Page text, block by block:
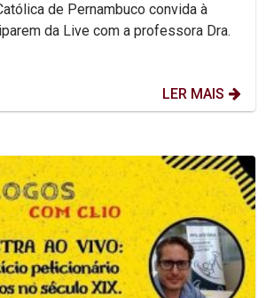
de Pernambuco convida à
da Live com a professora Dra.
LER MAIS